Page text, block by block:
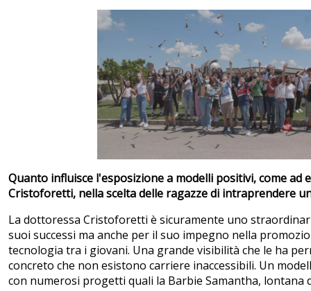
Quanto influisce l'esposizione a modelli positivi, come ad
Cristoforetti, nella scelta delle ragazze di intraprendere
La dottoressa Cristoforetti è sicuramente uno
suoi successi ma anche per il suo impegno nella
tecnologia tra i giovani. Una grande visibilità che le ha
concreto che non esistono carriere inaccessibili. Un
con numerosi progetti quali la Barbie Samantha, lontana